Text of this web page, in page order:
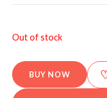
Out of stock
BUY NOW